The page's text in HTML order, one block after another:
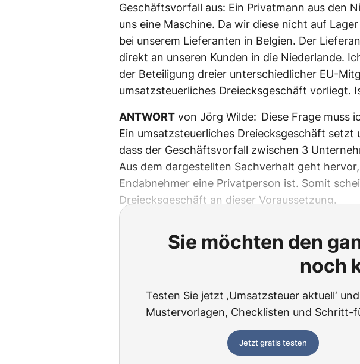
Geschäftsvorfall aus: Ein Privatmann aus den
uns eine Maschine. Da wir diese nicht auf
bei unserem Lieferanten in Belgien. Der
direkt an unseren Kunden in die Niederlande.
der Beteiligung dreier unterschiedlicher EU-
umsatzsteuerliches Dreiecksgeschäft vorliegt.
ANTWORT von Jörg Wilde: Diese Frage muss
Ein umsatzsteuerliches Dreiecksgeschäft setzt
dass der Geschäftsvorfall zwischen 3
Aus dem dargestellten Sachverhalt geht
Endabnehmer eine Privatperson ist. Somit
Dreiecksgeschäft an dieser Voraussetzung.
Sie möchten den
noch
Testen Sie jetzt ‚Umsatzsteuer aktuell‘
Mustervorlagen, Checklisten und
Jetzt gratis testen